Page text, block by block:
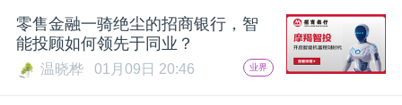
GAIR
零售金融一骑绝尘的招商银行，智
能投顾如何领先于同业？
温晓桦 01月09日 20:46 业界